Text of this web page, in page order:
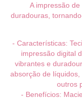
A impressão
duradouras,
- Características:
impressão digital
vibrantes e
absorção de
outros
- Benefícios: